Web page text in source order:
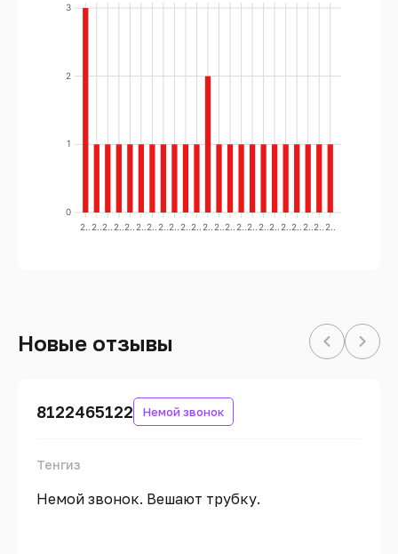
0
1
2
3
2.. 2.. 2.. 2.. 2.. 2.. 2.. 2.. 2.. 2.. 2.. 2.. 2.. 2.. 2.. 2.. 2.. 2.. 2.. 2.. 2.. 2.. 2..
Новые отзывы
8122465122 Немой звонок
Тенгиз
Немой звонок. Вешают трубку.